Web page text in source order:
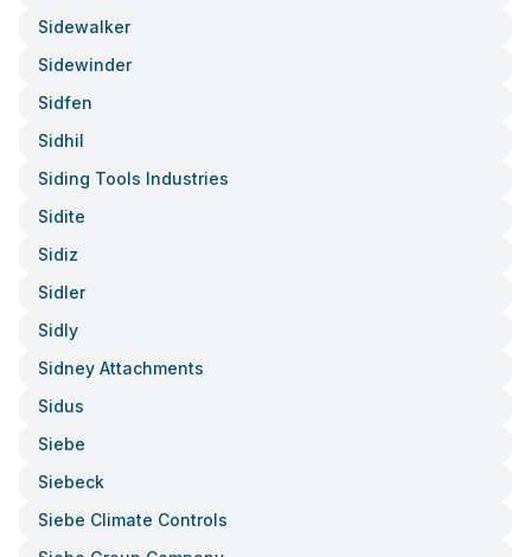
Sidewalker
Sidewinder
Sidfen
Sidhil
Siding Tools Industries
Sidite
Sidiz
Sidler
Sidly
Sidney Attachments
Sidus
Siebe
Siebeck
Siebe Climate Controls